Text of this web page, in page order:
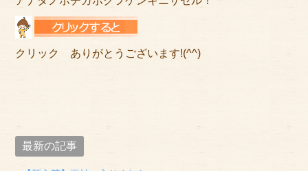
クリック ありがとうございます!(^^)
最新の記事